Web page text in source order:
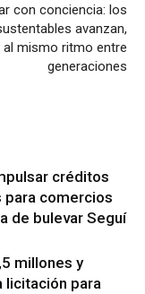
con conciencia: los
avanzan,
al mismo ritmo entre
generaciones
créditos
para comercios
de bulevar Seguí
millones y
licitación para